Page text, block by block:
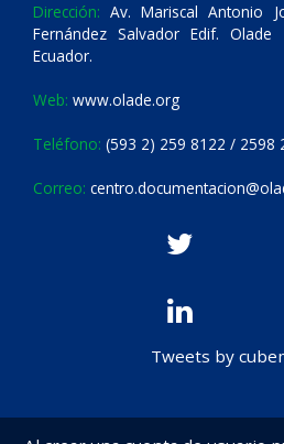
Dirección: Av. Mariscal Antonio
Fernández Salvador Edif.
Ecuador.
Web: www.olade.org
Teléfono: (593 2) 259 8122 / 2598
Correo:
Tweets by